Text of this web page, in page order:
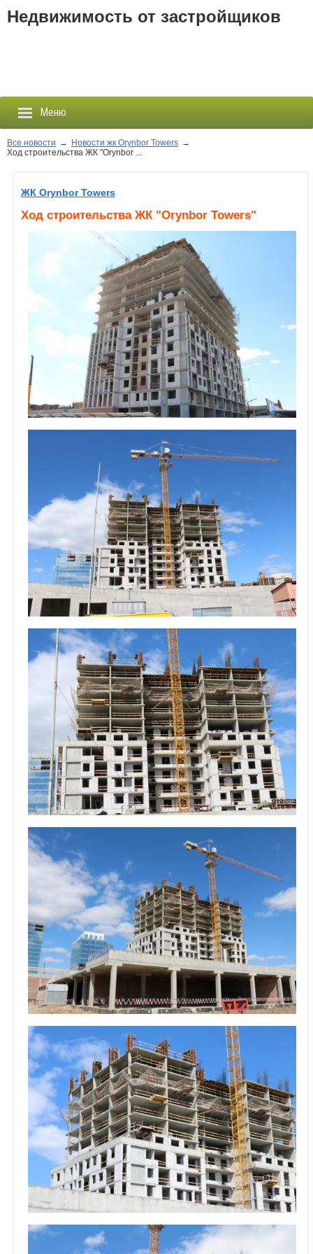
Недвижимость от застройщиков
Меню
Новостройки
События
Агентства
Объявления
Кабинет
Все новости → Новости жк Orynbor Towers →
Ход строительства ЖК "Orynbor ...
ЖК Orynbor Towers
Ход строительства ЖК "Orynbor Towers"